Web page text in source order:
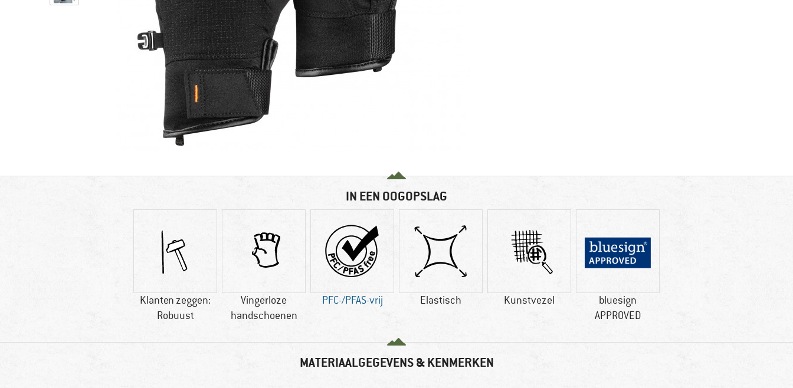
IN EEN OOGOPSLAG
Klanten zeggen:
Robuust
Vingerloze
handschoenen
PFC-/PFAS-vrij Elastisch Kunstvezel
bluesign
APPROVED
MATERIAALGEGEVENS & KENMERKEN